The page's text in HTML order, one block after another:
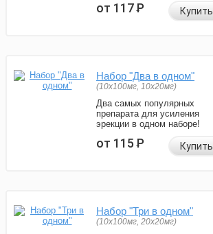
от 117Р Купить
Набор "Два в одном"
(10x100мг, 10x20мг)
Два самых популярных
препарата для усиления
эрекции в одном наборе!
от 115Р Купить
Набор "Три в одном"
(10x100мг, 20x20мг)